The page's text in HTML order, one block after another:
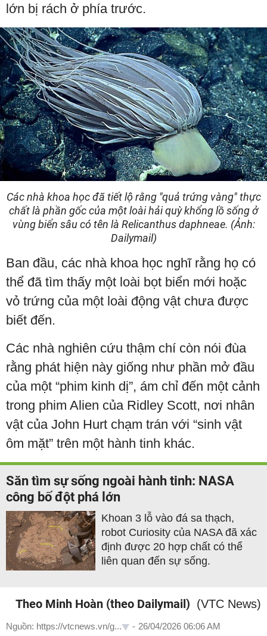
lớn bị rách ở phía trước.
Các nhà khoa học đã tiết lộ rằng "quả trứng vàng" thực
chất là phần gốc của một loài hải quỳ khổng lồ sống ở
vùng biển sâu có tên là Relicanthus daphneae. (Ảnh:
Dailymail)
Ban đầu, các nhà khoa học nghĩ rằng họ có
thể đã tìm thấy một loài bọt biển mới hoặc
vỏ trứng của một loài động vật chưa được
biết đến.
Các nhà nghiên cứu thậm chí còn nói đùa
rằng phát hiện này giống như phần mở đầu
của một “phim kinh dị”, ám chỉ đến một cảnh
trong phim Alien của Ridley Scott, nơi nhân
vật của John Hurt chạm trán với “sinh vật
ôm mặt” trên một hành tinh khác.
Săn tìm sự sống ngoài hành tinh: NASA
công bố đột phá lớn
Khoan 3 lỗ vào đá sa thạch,
robot Curiosity của NASA đã xác
định được 20 hợp chất có thể
liên quan đến sự sống.
Theo Minh Hoàn (theo Dailymail) (VTC News)
Nguồn: https://vtcnews.vn/g... - 26/04/2026 06:06 AM